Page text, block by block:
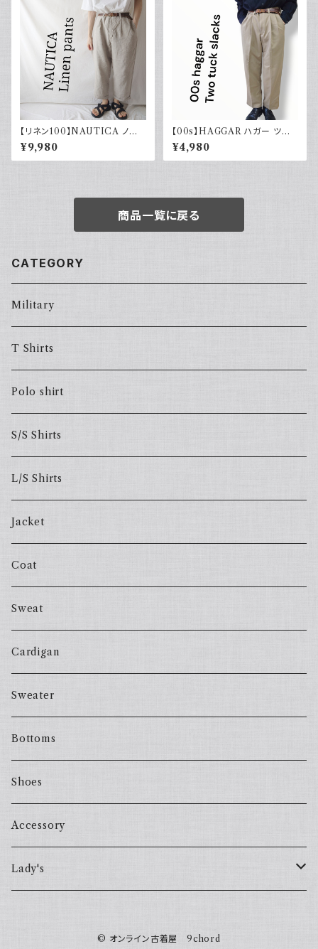
【リネン100】NAUTICA ノー
ティカ ツータックパンツ スラック
ス 古着 ワイドパンツ
¥9,980
【00s】HAGGAR ハガー ツー
タックスラックス ポリエステル
ベージュ 古着 34 29
¥4,980
商品一覧に戻る
CATEGORY
Military
T Shirts
Polo shirt
S/S Shirts
L/S Shirts
Jacket
Coat
Sweat
Cardigan
Sweater
Bottoms
Shoes
Accessory
Lady's
© オンライン古着屋 9chord